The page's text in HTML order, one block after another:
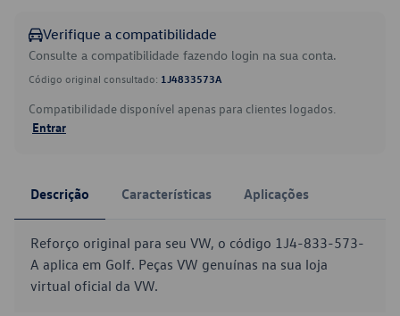
Verifique a compatibilidade
Consulte a compatibilidade fazendo login na sua conta.
Código original consultado: 1J4833573A
Compatibilidade disponível apenas para clientes logados.
Entrar
Descrição Características Aplicações
Reforço original para seu VW, o código 1J4-833-573-
A aplica em Golf. Peças VW genuínas na sua loja
virtual oficial da VW.